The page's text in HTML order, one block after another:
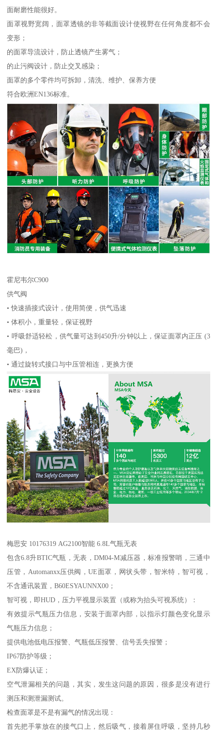
面耐磨性能很好。
面罩视野宽阔，面罩透镜的非等截面设计使视野在任何角度都不会
变形；
的面罩导流设计，防止透镜产生雾气；
的止污阀设计，防止交叉感染；
面罩的多个零件均可拆卸，清洗、维护、保养方便
符合欧洲EN136标准。
霍尼韦尔C900
供气阀
• 快速插接式设计，使用简便，供气迅速
• 体积小，重量轻，保证视野
• 呼吸舒适轻松，供气量可达到450升/分钟以上，保证面罩内正压 (3
毫巴)，
• 通过旋转式接口与中压管相连，更换方便
梅思安 10176319 AG2100智能 6.8L气瓶无表
包含6.8升BTIC气瓶，无表，DM04-M减压器，标准报警哨，三通中
压管，Automanxx压供阀，UE面罩，网状头带，智米特，智可视，
不含通讯装置，B60ESYAUNNX00；
智可视，即HUD，压力平视显示装置（或称为抬头可视系统）：
有效提示气瓶压力信息，安装于面罩内部，以指示灯颜色变化显示
气瓶压力信息；
提供电池低电压报警、气瓶低压报警、信号丢失报警；
IP67防护等级；
EX防爆认证；
空气泄漏相关的问题，其实，发生这问题的原因，很多是没有进行
测压和测泄漏测试。
检查面罩是不是有漏气的情况出现：
首先把手掌放在的接气口上，然后吸气，接着屏住呼吸，坚持几秒